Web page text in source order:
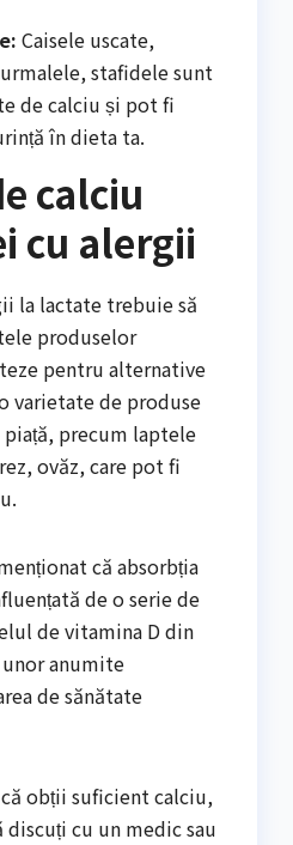
Caisele uscate,
stafidele sunt
de calciu și pot fi
în dieta ta.
calciu
cu alergii
la lactate trebuie să
produselor
pentru alternative
varietate de produse
precum laptele
ovăz, care pot fi
că absorbția
de o serie de
de vitamina D din
anumite
de sănătate
obții suficient calciu,
cu un medic sau